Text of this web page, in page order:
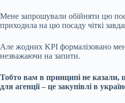
Мене запрошували обійняти цю
приходила на цю посаду чіткі
Але жодних KPI формалізовано
незважаючи на запити.
Тобто вам в принципі не казали,
для агенції – це закупівлі в